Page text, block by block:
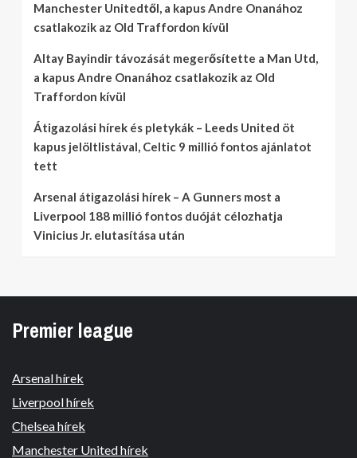
Manchester Unitedtől, a kapus Andre Onanához
csatlakozik az Old Traffordon kívül
Altay Bayindir távozását megerősítette a Man Utd,
a kapus Andre Onanához csatlakozik az Old
Traffordon kívül
Átigazolási hírek és pletykák – Leeds United öt
kapus jelöltlistával, Celtic 9 millió fontos ajánlatot
tett
Arsenal átigazolási hírek – A Gunners most a
Liverpool 188 millió fontos duóját célozhatja
Vinicius Jr. elutasítása után
Premier league
Arsenal hírek
Liverpool hírek
Chelsea hírek
Manchester United hírek